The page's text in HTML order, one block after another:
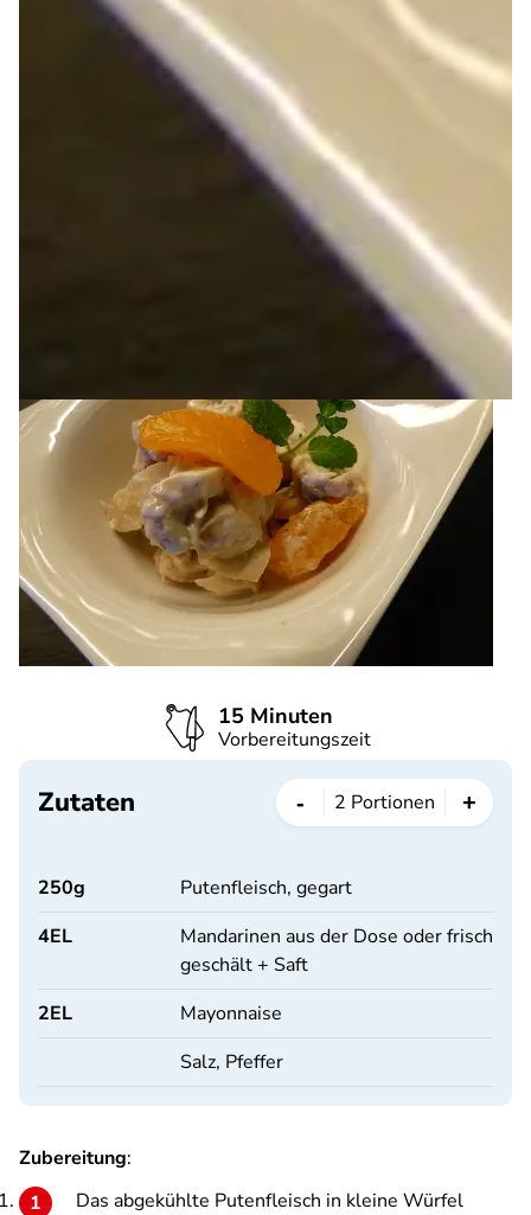
15 Minuten
Vorbereitungszeit
Zutaten - 2 Portionen +
250g
Putenfleisch, gegart
4EL
Mandarinen aus der Dose oder frisch
geschält + Saft
2EL
Mayonnaise
Salz, Pfeffer
Zubereitung:
Das abgekühlte Putenfleisch in kleine Würfel